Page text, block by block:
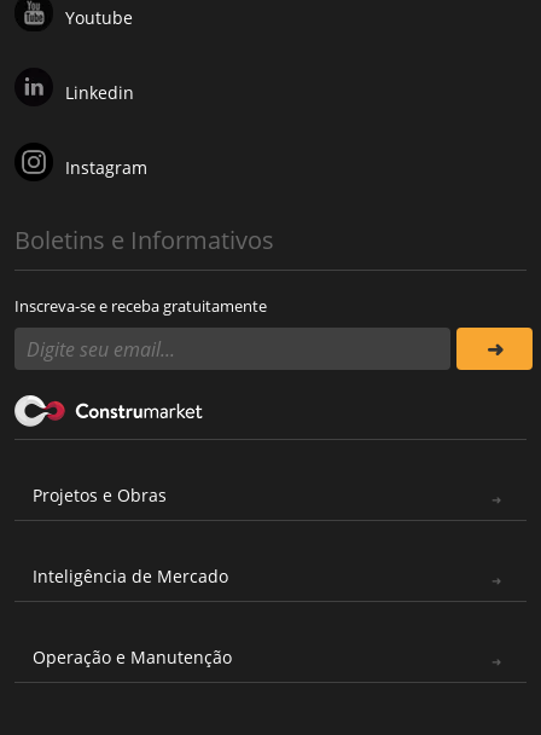
Youtube
Linkedin
Instagram
Boletins e Informativos
Inscreva-se e receba gratuitamente
Projetos e Obras
Inteligência de Mercado
Operação e Manutenção